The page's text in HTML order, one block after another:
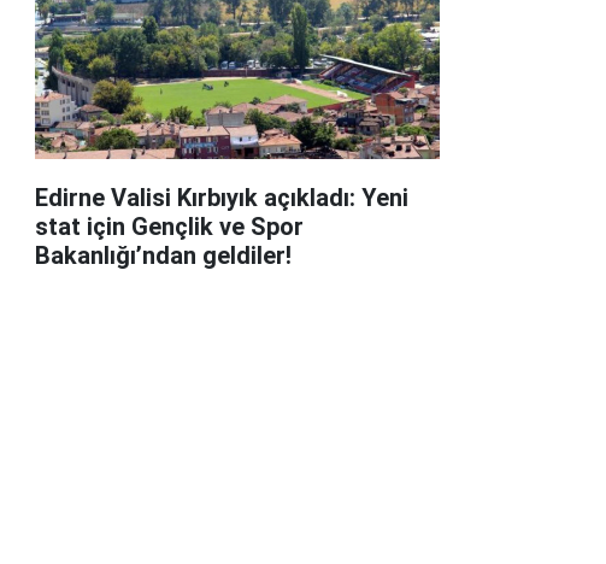
Edirne Valisi Kırbıyık açıkladı: Yeni
stat için Gençlik ve Spor
Bakanlığı’ndan geldiler!